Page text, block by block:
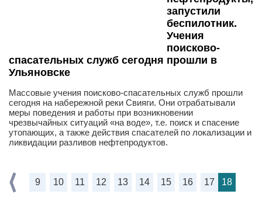
запустили
беспилотник.
Учения
поисково-
спасательных служб сегодня прошли в
Ульяновске
Массовые учения поисково-спасательных служб прошли
сегодня на набережной реки Свияги. Они отрабатывали
меры поведения и работы при возникновении
чрезвычайных ситуаций «на воде», т.е. поиск и спасение
утопающих, а также действия спасателей по локализации и
ликвидации разливов нефтепродуктов.
9 10 11 12 13 14 15 16 17 18